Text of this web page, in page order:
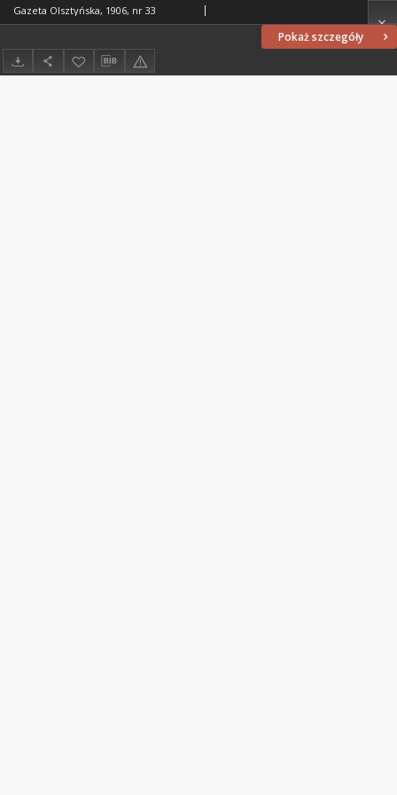
Pokaż szczegóły
Gazeta Olsztyńska, 1906, nr 33